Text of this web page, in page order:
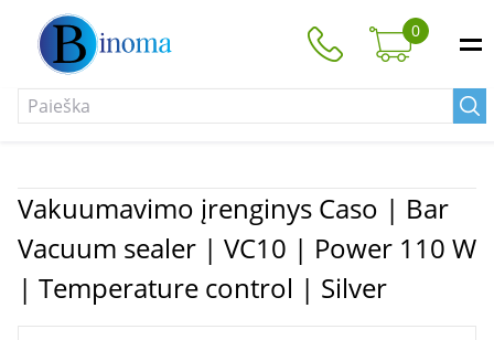
0
Vakuumavimo įrenginys Caso | Bar
Vacuum sealer | VC10 | Power 110 W
| Temperature control | Silver